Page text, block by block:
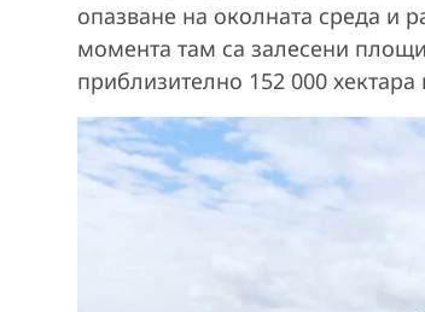
опазване на околната среда и
момента там са залесени
приблизително 152 000